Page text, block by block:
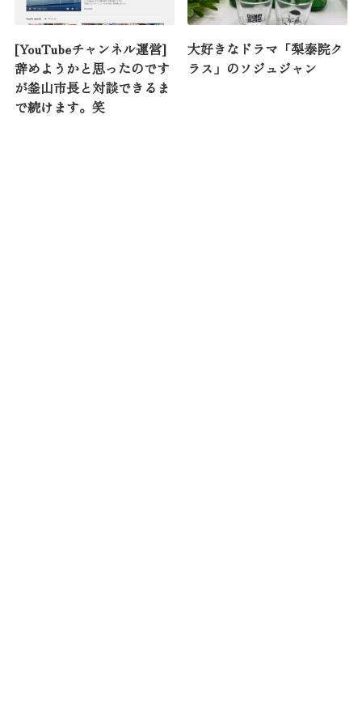
[YouTubeチャンネル運営]
辞めようかと思ったのです
が釜山市長と対談できるま
で続けます。笑
大好きなドラマ「梨泰院ク
ラス」のソジュジャン